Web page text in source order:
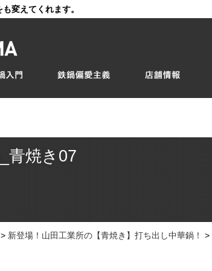
変えてくれます。
青焼き07
> 新登場！山田工業所の【青焼き】打ち出し中華鍋！ >